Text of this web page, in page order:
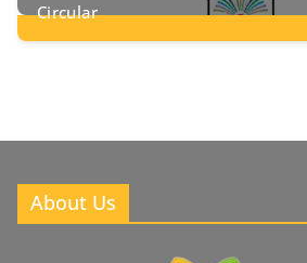
Circular
About Us